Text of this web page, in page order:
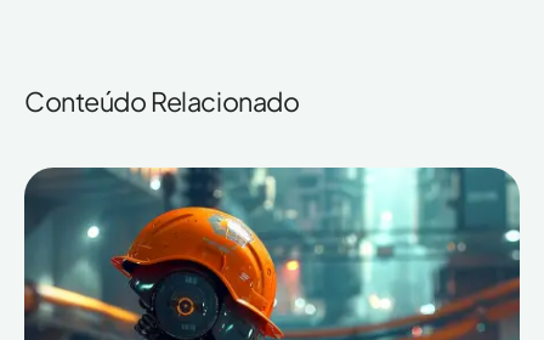
Conteúdo Relacionado